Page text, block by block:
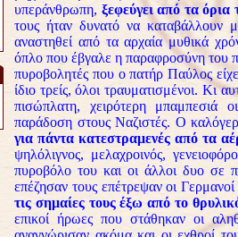
υπεράνθρωπη, ξεφεύγει από τα όρια
τους ήταν δυνατό να καταβάλλουν
αναστηθεί από τα αρχαία μυθικά
όπλο που έβγαλε η παραφροσύνη του
πυροβολητές που ο πατήρ Παύλος
ίδιο τρείς, όλοι τραυματισμένοι. Κι
πισώπλατη, χειρότερη μπαμπεσιά
παράδοση στους Ναζιστές. Ο
για πάντα κατεστραμενές από τα
ψηλόλιγνος, μελαχροινός,
πυροβόλο του και οι άλλοι δυο σε
επέζησαν τους επέτρεψαν οι Γερμανοί
τις σημαίες τους έξω από το
επικοί ήρωες που στάθηκαν οι